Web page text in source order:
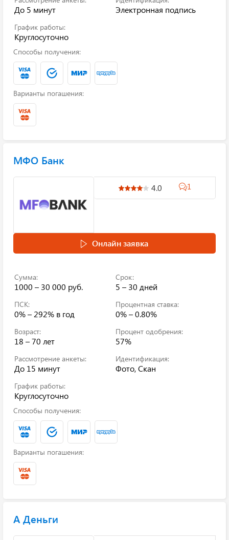
До 5 минут Электронная подпись
График работы:
Круглосуточно
Способы получения:
Варианты погашения:
МФО Банк
4.0 1
Онлайн заявка
Сумма:
1000 – 30 000 руб.
Срок:
5 – 30 дней
ПСК:
0% – 292% в год
Процентная ставка:
0% – 0.80%
Возраст:
18 – 70 лет
Процент одобрения:
57%
Рассмотрение анкеты:
До 15 минут
Идентификация:
Фото, Скан
График работы:
Круглосуточно
Способы получения:
Варианты погашения:
А Деньги